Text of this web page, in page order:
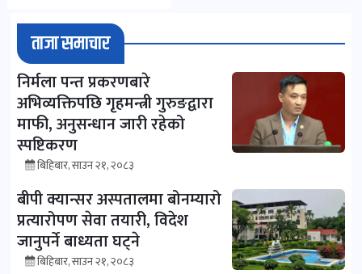
ताजा समाचार
निर्मला पन्त प्रकरणबारे
अभिव्यक्तिपछि गृहमन्त्री गुरुङद्वारा
माफी, अनुसन्धान जारी रहेको
स्पष्टिकरण
बिहिबार, साउन २१, २०८३
बीपी क्यान्सर अस्पतालमा बोनम्यारो
प्रत्यारोपण सेवा तयारी, विदेश
जानुपर्ने बाध्यता घट्ने
बिहिबार, साउन २१, २०८३